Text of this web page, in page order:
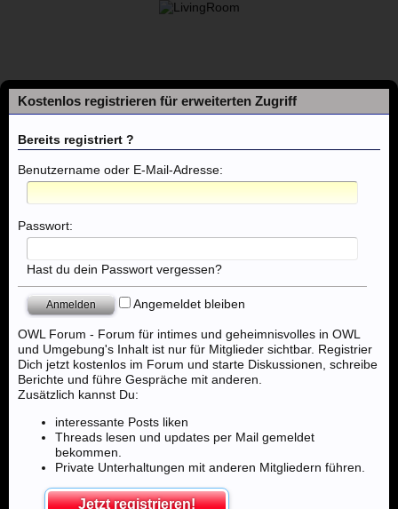
Foren ... Deutschland & Weltweit
Foren
Themen mit aktuellen Beiträgen
Kostenlos registrieren für erweiterten Zugriff
Bereits registriert ?
Benutzername oder E-Mail-Adresse:
Passwort:
Hast du dein Passwort vergessen?
Angemeldet bleiben
OWL Forum - Forum für intimes und geheimnisvolles in OWL
und Umgebung's Inhalt ist nur für Mitglieder sichtbar. Registrier
Dich jetzt kostenlos im Forum und starte Diskussionen, schreibe
Berichte und führe Gespräche mit anderen.
Zusätzlich kannst Du:
interessante Posts liken
Threads lesen und updates per Mail gemeldet
bekommen.
Private Unterhaltungen mit anderen Mitgliedern führen.
Jetzt registrieren!